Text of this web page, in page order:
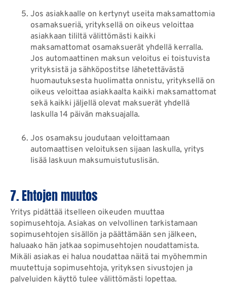
Jos asiakkaalle on kertynyt useita maksamattomia
osamaksueriä, yrityksellä on oikeus veloittaa
asiakkaan tililtä välittömästi kaikki
maksamattomat osamaksuerät yhdellä kerralla.
Jos automaattinen maksun veloitus ei toistuvista
yrityksistä ja sähköpostitse lähetettävästä
huomautuksesta huolimatta onnistu, yrityksellä on
oikeus veloittaa asiakkaalta kaikki maksamattomat
sekä kaikki jäljellä olevat maksuerät yhdellä
laskulla 14 päivän maksuajalla.
Jos osamaksu joudutaan veloittamaan
automaattisen veloituksen sijaan laskulla, yritys
lisää laskuun maksumuistutuslisän.
7. Ehtojen muutos
Yritys pidättää itselleen oikeuden muuttaa
sopimusehtoja. Asiakas on velvollinen tarkistamaan
sopimusehtojen sisällön ja päättämään sen jälkeen,
haluaako hän jatkaa sopimusehtojen noudattamista.
Mikäli asiakas ei halua noudattaa näitä tai myöhemmin
muutettuja sopimusehtoja, yrityksen sivustojen ja
palveluiden käyttö tulee välittömästi lopettaa.